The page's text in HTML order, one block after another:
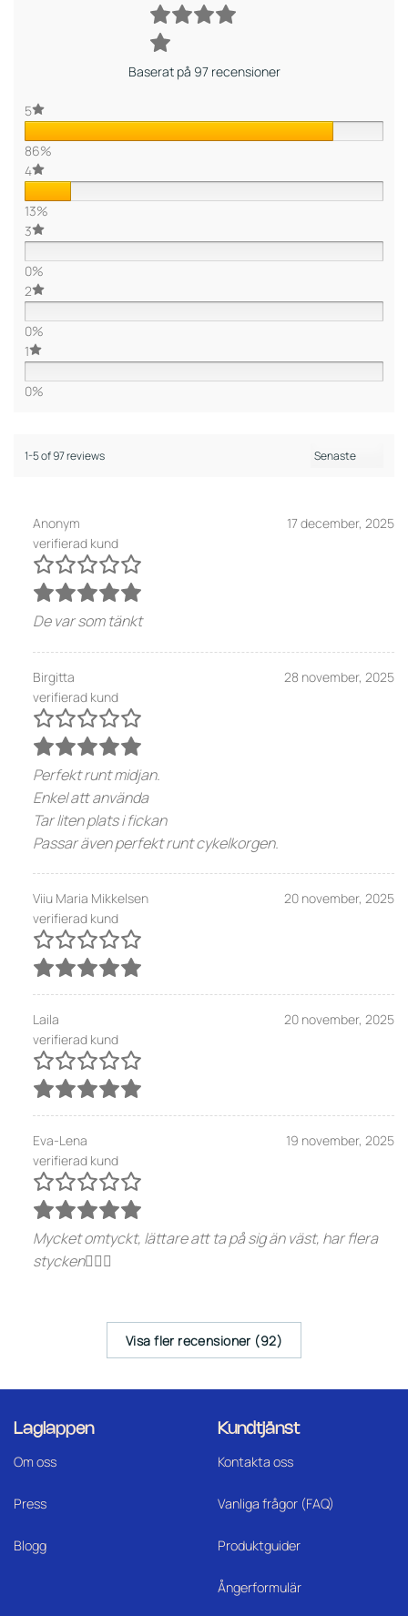
Baserat på 97 recensioner
5
86%
4
13%
3
0%
2
0%
1
0%
1-5 of 97 reviews
Anonym
verifierad kund
17 december, 2025
De var som tänkt
Birgitta
verifierad kund
28 november, 2025
Perfekt runt midjan.
Enkel att använda
Tar liten plats i fickan
Passar även perfekt runt cykelkorgen.
Viiu Maria Mikkelsen
verifierad kund
20 november, 2025
Laila
verifierad kund
20 november, 2025
Eva-Lena
verifierad kund
19 november, 2025
Mycket omtyckt, lättare att ta på sig än väst, har flera
stycken👍🏼😁
Visa fler recensioner (92)
Laglappen
Om oss
Press
Blogg
Kundtjänst
Kontakta oss
Vanliga frågor (FAQ)
Produktguider
Ångerformulär